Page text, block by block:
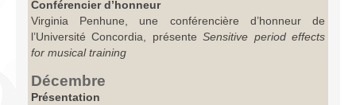
Conférencier d’honneur
Virginia Penhune, une conférencière d’honneur de
l’Université Concordia, présenteSensitive period effects
for musical training
Décembre
Présentation